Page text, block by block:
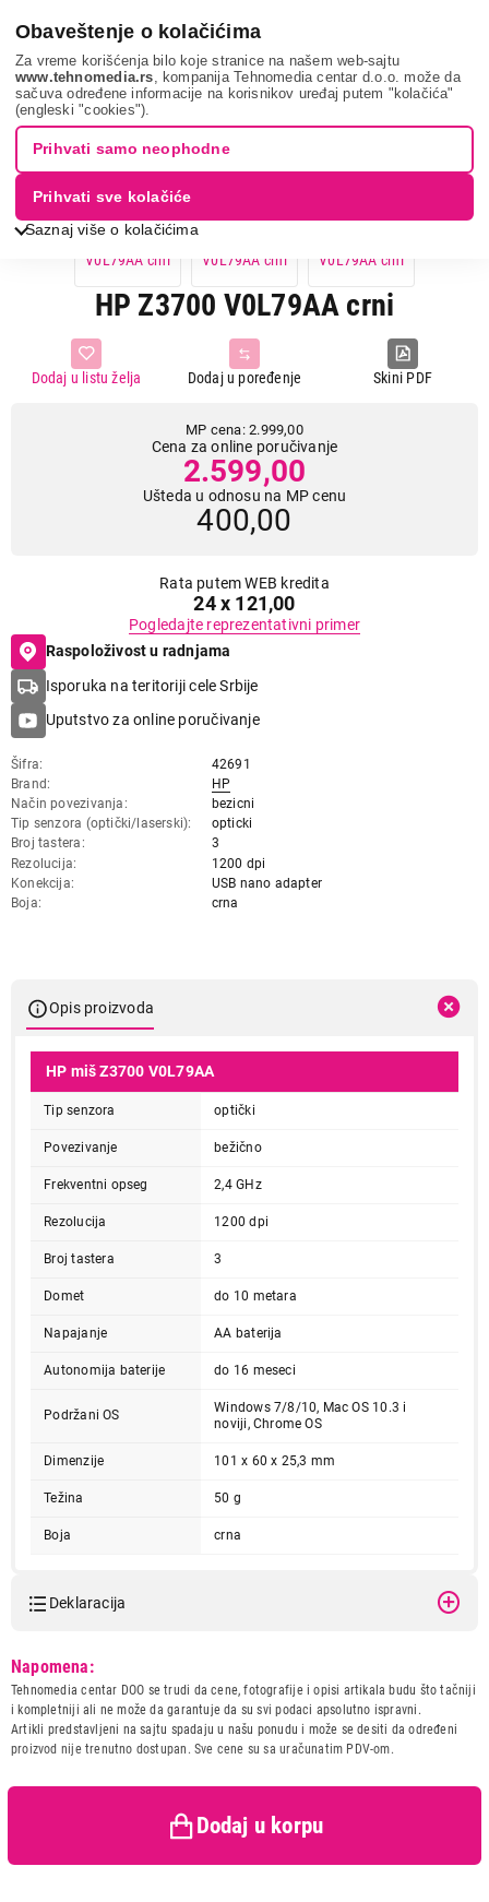
Obaveštenje o kolačićima
Za vreme korišćenja bilo koje stranice na našem web-sajtu
www.tehnomedia.rs , kompanija Tehnomedia centar d.o.o. može da
sačuva određene informacije na korisnikov uređaj putem "kolačića"
(engleski "cookies").
Saznaj više o kolačićima
Prihvati samo neophodne
Prihvati sve kolačiće
It & gaming Periferije Miševi Hp z3700 v0l79a...
HP Z3700 V0L79AA crni
Skini PDF
Dodaj u poređenje
Dodaj u listu želja
MP cena: 2.999,00
Cena za online poručivanje
2.599,00
Ušteda u odnosu na MP cenu
400,00
Rata putem WEB kredita
24 x 121,00
Pogledajte reprezentativni primer
Raspoloživost u radnjama
Isporuka na teritoriji cele Srbije
Uputstvo za online poručivanje
Šifra
42691
Brand
HP
Način povezivanja
bezicni
Tip senzora (optički/laserski)
opticki
Broj tastera
3
Rezolucija
1200 dpi
Konekcija
USB nano adapter
Boja
crna
Opis proizvoda
HP miš Z3700 V0L79AA
Tip senzora optički
Povezivanje bežično
Frekventni opseg 2,4 GHz
Rezolucija 1200 dpi
Broj tastera 3
Domet do 10 metara
Napajanje AA baterija
Autonomija baterije do 16 meseci
Podržani OS
Windows 7/8/10, Mac OS 10.3 i
noviji, Chrome OS
Dimenzije 101 x 60 x 25,3 mm
Težina 50 g
Boja crna
Deklaracija
Naziv i vrsta robe:
MIS
Uvoznik:
Comtrade Distribution d.o.o.
Zemlja porekla:
Kina
kupaca po osnovu zakona o
Napomena:
Tehnomedia centar DOO se trudi da cene, fotografije i opisi artikala budu što tačniji
i kompletniji ali ne može da garantuje da su svi podaci apsolutno ispravni.
Artikli predstavljeni na sajtu spadaju u našu ponudu i može se desiti da određeni
proizvod nije trenutno dostupan. Sve cene su sa uračunatim PDV-om.
Dodaj u korpu
2.599,00
MISEVI
HP Z3700 V0L79AA crni
Proizvod je dodat u korpu.
Ukupno u korpi:0,00